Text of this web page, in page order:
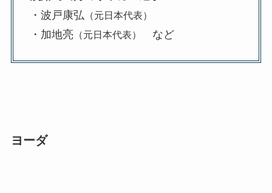
・波戸康弘 （元日本代表）
・加地亮 （元日本代表） など
ヨーダ